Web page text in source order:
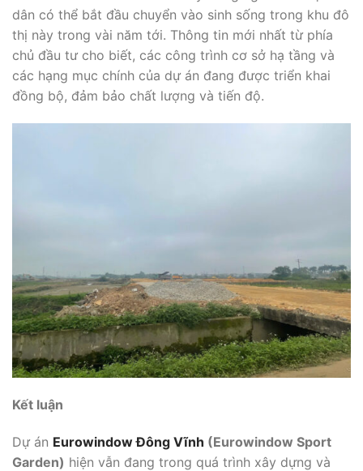
dân có thể bắt đầu chuyển vào sinh sống trong khu đô
thị này trong vài năm tới. Thông tin mới nhất từ phía
chủ đầu tư cho biết, các công trình cơ sở hạ tầng và
các hạng mục chính của dự án đang được triển khai
đồng bộ, đảm bảo chất lượng và tiến độ.
Kết luận
Dự án Eurowindow Đông Vĩnh (Eurowindow Sport
Garden) hiện vẫn đang trong quá trình xây dựng và